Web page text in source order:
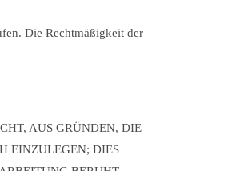
Die Rechtmäßigkeit der
AUS GRÜNDEN, DIE
EINZULEGEN; DIES